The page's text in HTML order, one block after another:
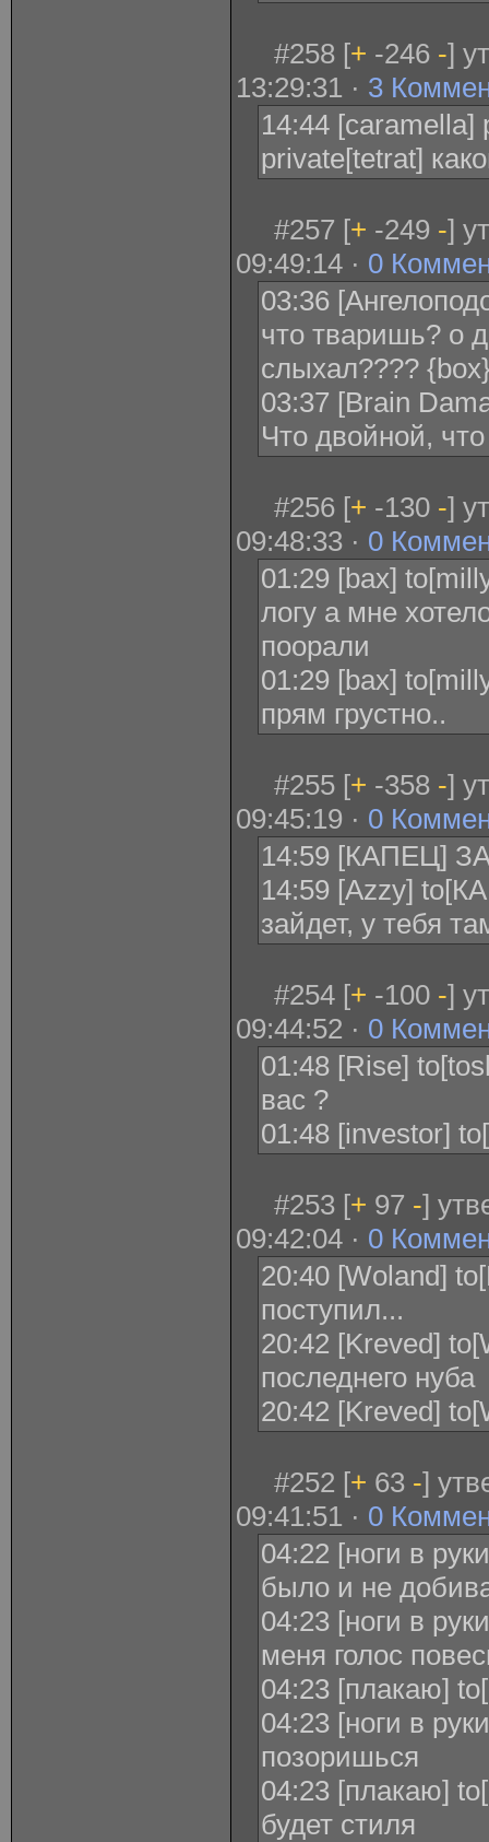
#258 [+ -246 -]
13:29:31 · 3
14:44 [caramella]
private[tetrat]
#257 [+ -249 -]
09:49:14 · 0
03:36
что тваришь? о
слыхал????
03:37 [Brain
Что двойной,
#256 [+ -130 -]
09:48:33 · 0
01:29 [bax]
логу а мне
поорали
01:29 [bax]
прям грустно..
#255 [+ -358 -]
09:45:19 · 0
14:59 [КАПЕЦ]
14:59 [Azzy]
зайдет, у тебя
#254 [+ -100 -]
09:44:52 · 0
01:48 [Rise]
вас ?
01:48 [investor]
#253 [+ 97 -]
09:42:04 · 0
20:40 [Woland]
поступил...
20:42 [Kreved]
последнего нуба
20:42 [Kreved]
#252 [+ 63 -]
09:41:51 · 0
04:22 [ноги в
было и не
04:23 [ноги в
меня голос
04:23 [плакаю]
04:23 [ноги в
позоришься
04:23 [плакаю]
будет стиля